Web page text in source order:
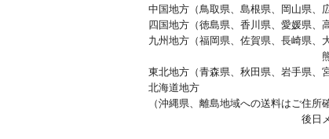
中国地方（鳥取県、島根県、岡
四国地方（徳島県、香川県
九州地方（福岡県、佐賀県、長崎県、
熊本県、宮崎県、
東北地方（青森県、秋田県、岩手県
北海道地
（沖縄県、離島地域への送料はご住所
後日メールにてご